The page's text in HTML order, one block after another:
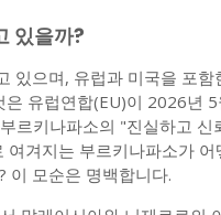
있을까?
있으며, 유럽과 미국을 포
유럽연합(EU)이 2026년
르키나파소의 "진실하고 신
겨지는 부르키나파소가
이 모순은 명백합니다.